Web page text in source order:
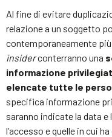
Al fine di evitare
relazione a un soggetto
contemporaneamente
insiderconterranno una
informazione
elencate tutte le
specifica informazione
saranno indicate la data
l’accesso e quelle in cui